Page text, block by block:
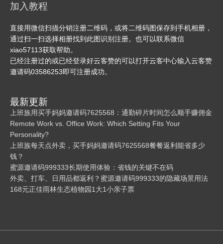
加入教程
直接用微信扫描分销注册二维码，或将二维码图保存到手机相册，
通过扫一扫选择相册找到此图识别注册。也可以联系微信
xiao57113获取帮助。
已经注册过的或已经登录好云客赞的可以打开云客中心输入云客赞
邀请码03586253即可注册成功。
最新更新
上班族用买手妈妈邀请码7625568：通勤碎片时间怎么顺手赚佣金
Remote Work vs. Office Work: Which Setting Fits Your
Personality?
上班族每天点外卖，买手妈妈邀请码7625568餐餐返利能省多少
钱？
蜜源邀请码999333长期使用体验：省钱的关键不在码
外卖、打车、日用品都返利？蜜源邀请码999333的隐藏场景用法
168元正佳雨林生态植物园1大1小亲子票